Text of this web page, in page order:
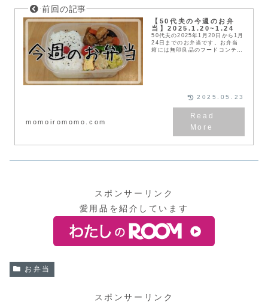
【50代夫の今週のお弁
当】2025.1.20~1.24
50代夫の2025年1月20日から1月
24日までのお弁当です。お弁当
箱には無印良品のフードコンテナ
momoiromomo.com
2025.05.23
スポンサーリンク
愛用品を紹介しています
お弁当
スポンサーリンク